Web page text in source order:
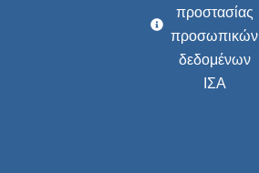
προστασίας
προσωπικών
δεδομένων
ΙΣΑ